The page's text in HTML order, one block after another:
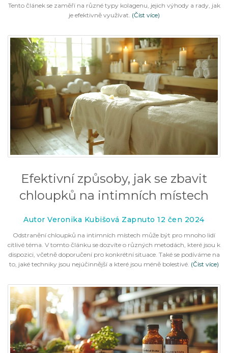
Tento článek se zaměří na různé typy kolagenu, jejich výhody a rady, jak
je efektivně využívat. (Číst více)
Efektivní způsoby, jak se zbavit
chloupků na intimních místech
Autor Veronika Kubišová Zapnuto 12 čen 2024
Odstranění chloupků na intimních místech může být pro mnoho lidí
citlivé téma. V tomto článku se dozvíte o různých metodách, které jsou k
dispozici, včetně doporučení pro konkrétní situace. Také se podíváme na
to, jaké techniky jsou nejúčinnější a které jsou méně bolestivé. (Číst více)